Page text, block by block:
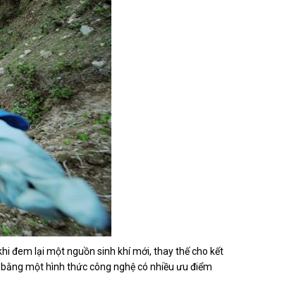
đem lại một nguồn sinh khí mới, thay thế cho kết
một hình thức công nghệ có nhiều ưu điểm